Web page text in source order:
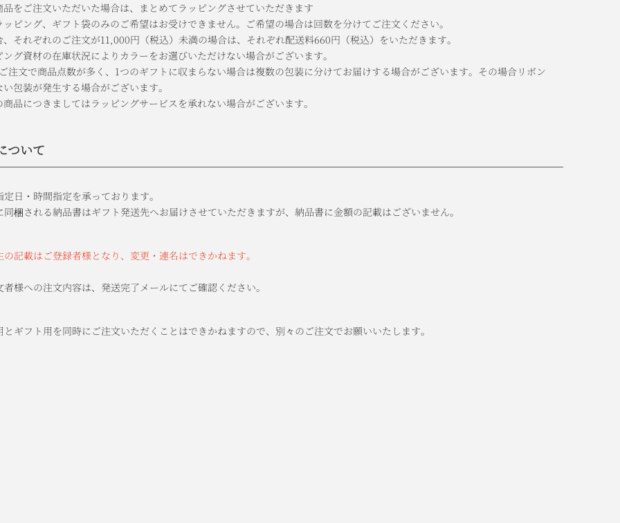
品をご注文いただいた場合は、まとめてラッピングさせていただきます
ピング、ギフト袋のみのご希望はお受けできません。ご希望の場合は回数を分けてご注文ください。
、それぞれのご注文が11,000円 （税込） 未満の場合は、それぞれ配送料660円 （税込） をいただきます。
グ資材の在庫状況によりカラーをお選びいただけない場合がございます。
注文で商品点数が多く、1つのギフトに収まらない場合は複数の包装に分けてお届けする場合がございます。その場合リボン
包装が発生する場合がございます。
品につきましてはラッピングサービスを承れない場合がございます。
ついて
定日・時間指定を承っております。
同梱される納品書はギフト発送先へお届けさせていただきますが、納品書に金額の記載はございません。
の記載はご登録者様となり、変更・連名はできかねます。
者様への注文内容は、発送完了メールにてご確認ください。
とギフト用を同時にご注文いただくことはできかねますので、別々のご注文でお願いいたします。